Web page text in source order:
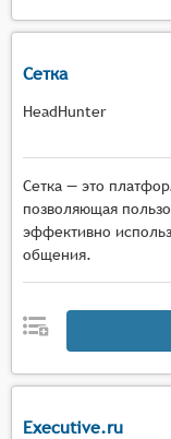
Сетка
HeadHunter
Сетка — это
позволяющая
эффективно
общения.
Executive.ru